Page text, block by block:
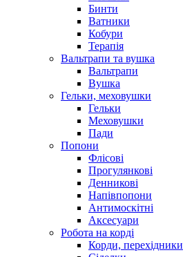
Бинти
Ватники
Кобури
Терапія
Вальтрапи та вушка
Вальтрапи
Вушка
Гельки, меховушки
Гельки
Меховушки
Пади
Попони
Флісові
Прогулянкові
Денникові
Напівпопони
Антимоскітні
Аксесуари
Робота на корді
Корди, перехідники